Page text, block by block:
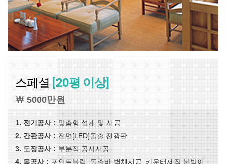
스페셜 [20평 이상]
￦ 5000만원
1. 전기공사 : 맞춤형 설계 및 시공
2. 간판공사 : 전면[LED]돌출.전광판.
3. 도장공사 : 부분적 공사시공
4. 목공사 : 포인트블럭. 돌출바.벽체시공. 카운터제작.붙박이